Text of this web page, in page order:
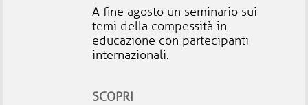
A fine agosto un seminario sui
temi della compessità in
educazione con partecipanti
internazionali.
SCOPRI